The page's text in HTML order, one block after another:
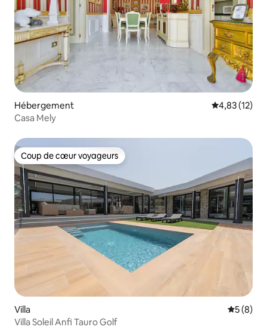
Hébergement Évaluation
4,83 (12)
Casa Mely
Coup de cœur voyageurs
Coup de cœur voyageurs
Villa
5 (8)
Villa Soleil Anfi Tauro Golf